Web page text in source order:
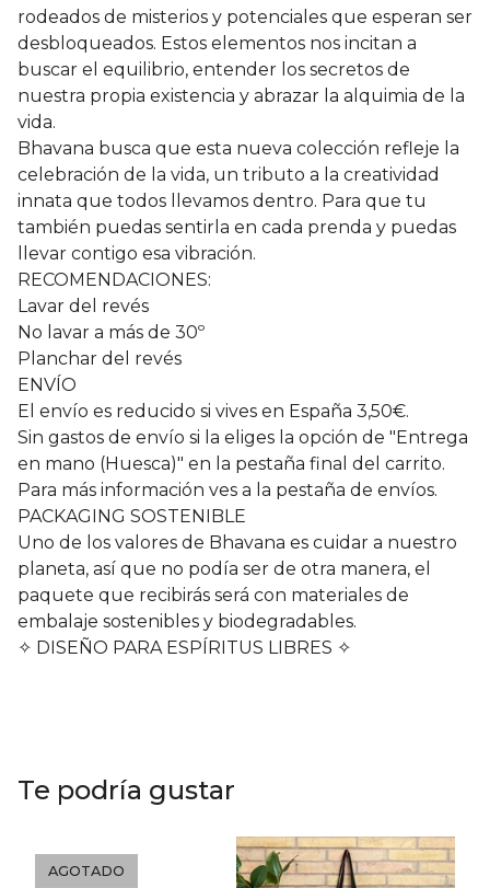
rodeados de misterios y potenciales que esperan ser
desbloqueados. Estos elementos nos incitan a
buscar el equilibrio, entender los secretos de
nuestra propia existencia y abrazar la alquimia de la
vida.
Bhavana busca que esta nueva colección refleje la
celebración de la vida, un tributo a la creatividad
innata que todos llevamos dentro. Para que tu
también puedas sentirla en cada prenda y puedas
llevar contigo esa vibración.
RECOMENDACIONES:
Lavar del revés
No lavar a más de 30º
Planchar del revés
ENVÍO
El envío es reducido si vives en España 3,50€.
Sin gastos de envío si la eliges la opción de "Entrega
en mano (Huesca)" en la pestaña final del carrito.
Para más información ves a la pestaña de envíos.
PACKAGING SOSTENIBLE
Uno de los valores de Bhavana es cuidar a nuestro
planeta, así que no podía ser de otra manera, el
paquete que recibirás será con materiales de
embalaje sostenibles y biodegradables.
✧ DISEÑO PARA ESPÍRITUS LIBRES ✧
Te podría gustar
AGOTADO